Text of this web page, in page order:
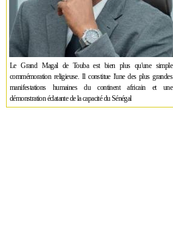
Le Grand Magal de Touba est bien plus qu'une simple
commémoration religieuse. Il constitue l'une des plus grandes
manifestations humaines du continent africain et une
démonstration éclatante de la capacité du Sénégal